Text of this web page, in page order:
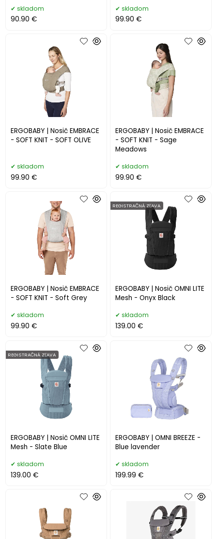
skladom
90.90 €
skladom
99.90 €
ERGOBABY | Nosič EMBRACE
- SOFT KNIT - SOFT OLIVE
skladom
99.90 €
ERGOBABY | Nosič EMBRACE
- SOFT KNIT - Sage
Meadows
skladom
99.90 €
ERGOBABY | Nosič EMBRACE
- SOFT KNIT - Soft Grey
skladom
99.90 €
ERGOBABY | Nosič OMNI LITE
Mesh - Onyx Black
REGISTRAČNÁ ZĽAVA
skladom
139.00 €
ERGOBABY | Nosič OMNI LITE
Mesh - Slate Blue
REGISTRAČNÁ ZĽAVA
skladom
139.00 €
ERGOBABY | OMNI BREEZE -
Blue lavender
skladom
199.99 €